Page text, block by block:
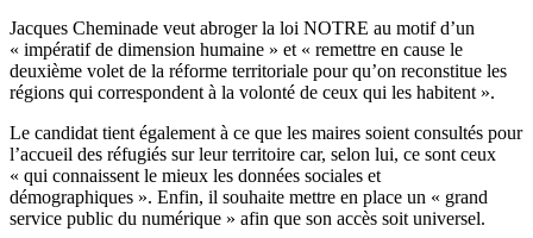
Jacques Cheminade veut abroger la loi NOTRE au motif d’un
« impératif de dimension humaine » et « remettre en cause le
deuxième volet de la réforme territoriale pour qu’on reconstitue les
régions qui correspondent à la volonté de ceux qui les habitent ».
Le candidat tient également à ce que les maires soient consultés pour
l’accueil des réfugiés sur leur territoire car, selon lui, ce sont ceux
« qui connaissent le mieux les données sociales et
démographiques ». Enfin, il souhaite mettre en place un « grand
service public du numérique » afin que son accès soit universel.